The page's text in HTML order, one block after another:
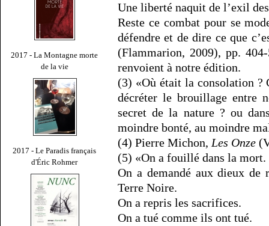
2017 - La Montagne morte
de la vie
2017 - Le Paradis français
d'Éric Rohmer
Une liberté naquit de l’exil
Reste ce combat pour se
défendre et de dire ce que
(Flammarion, 2009), pp.
renvoient à notre édition.
(3) «Où était la consolation ?
décréter le brouillage entre
secret de la nature ? ou
moindre bonté, au moindre
(4) Pierre Michon, Les Onze
(5) «On a fouillé dans la mort.
On a demandé aux dieux
Terre Noire.
On a repris les sacrifices.
On a tué comme ils ont tué.